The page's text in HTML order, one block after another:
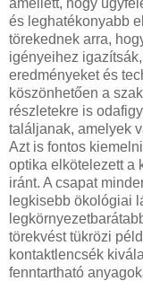
és leghatékonyabb
törekednek arra,
igényeihez
eredményeket és
köszönhetően a
részletekre is
találjanak, amelyek
Azt is fontos
optika elkötelezett a
iránt. A csapat
legkisebb ökológiai
törekvést tükrözi
kontaktlencsék
fenntartható